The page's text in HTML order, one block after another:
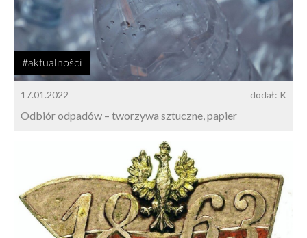
#aktualności
17.01.2022 dodał: K
Odbiór odpadów – tworzywa sztuczne, papier